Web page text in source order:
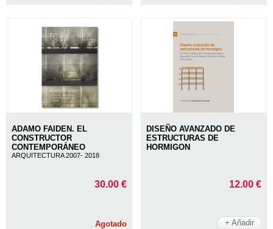
ADAMO FAIDEN. EL
CONSTRUCTOR
CONTEMPORÁNEO
ARQUITECTURA 2007- 2018
30.00 €
Agotado
DISEÑO AVANZADO DE
ESTRUCTURAS DE
HORMIGON
12.00 €
+ Añadir